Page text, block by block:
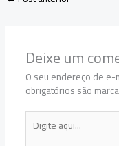
Deixe um
O seu endereço de e-
obrigatórios são
Digite
aqui...